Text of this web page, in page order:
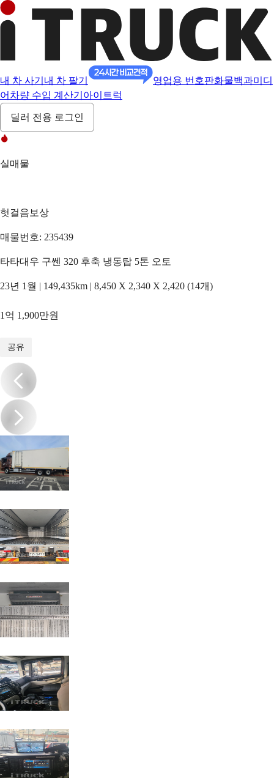
내 차 사기 내 차 팔기 영업용 번호판화물백과미디
어 차량 수입 계산기 아이트럭
딜러 전용 로그인
실매물
헛걸음보상
매물번호: 235439
타타대우 구쎈 320 후축 냉동탑 5톤 오토
23년 1월 | 149,435km | 8,450 X 2,340 X 2,420 (14개)
1억 1,900만원
공유
/10